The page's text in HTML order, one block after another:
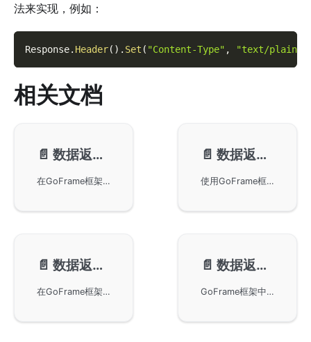
法来实现，例如：
Response. Header( ) . Set ( "Content-Type" , "text/plain;
相关文档
📄️ 数据返回-缓冲控制
在GoFrame框架中如何实现数据返回的缓冲控制。通过使用缓冲区可以提高执行效率并提供更灵活的输出控制。示例代码展示了如何通过中间件统一处理返回数据，避免错误信息直接暴露给客户端，并提供自定义的错误信息提示。
📄️ 数据返回-JSON/XML
使用GoFrame框架的Response对象实现数据返回功能，支持JSON和XML格式输出。通过WriteJson、WriteXml等方法，可以轻松实现内容输出。示例代码展示了如何使用GoFrame构建HTTP服务器，并提供支持JSONP协议的实现方式。
📄️ 数据返回-Redirect
在GoFrame框架中使用RedirectTo和RedirectBack方法实现页面跳转功能。通过Location Header实现页面之间的跳转，包括跳转到指定地址和返回到上一页面。本示例演示了如何在本地服务中设置页面重定向，帮助开发者理解HTTP地址处理及Referer Header的应用。
📄️ 数据返回-Exit控制
GoFrame框架中的数据返回控制方法，包括Exit、ExitAll和ExitHook。Exit用于退出当前执行的逻辑方法，而ExitAll会强行中断当前执行流程，非常适用于权限控制。ExitHook用于当路由匹配到多个HOOK方法时，控制其执行顺序。这些方法在服务函数和HOOK事件回调函数中有效，并通过极少的运行时开销来提高易用性。